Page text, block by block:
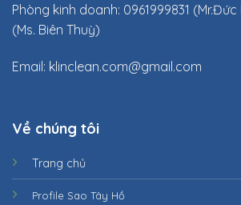
Phòng kinh doanh: 0961999831
(Ms. Biên Thuỳ)
Email: klinclean.com@gmail.com
Về chúng tôi
Trang chủ
Profile Sao Tây Hồ